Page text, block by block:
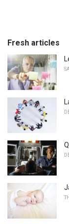
Fresh articles